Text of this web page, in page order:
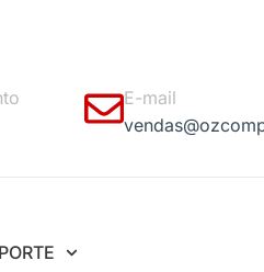
E-mail